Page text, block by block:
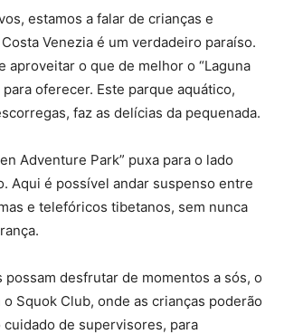
estamos a falar de crianças e
Venezia é um verdadeiro paraíso.
aproveitar o que de melhor o “Laguna
para oferecer. Este parque aquático,
faz as delícias da pequenada.
Adventure Park” puxa para o lado
Aqui é possível andar suspenso entre
e telefóricos tibetanos, sem nunca
possam desfrutar de momentos a sós, o
Squok Club, onde as crianças poderão
cuidado de supervisores, para